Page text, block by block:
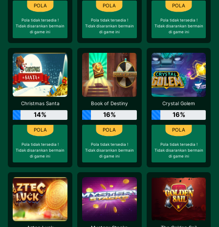
Pola tidak tersedia !
Tidak disarankan bermain
di game ini
Pola tidak tersedia !
Tidak disarankan bermain
di game ini
Pola tidak tersedia !
Tidak disarankan bermain
di game ini
Christmas Santa
14%
Pola tidak tersedia !
Tidak disarankan bermain
di game ini
Book of Destiny
16%
Pola tidak tersedia !
Tidak disarankan bermain
di game ini
Crystal Golem
16%
Pola tidak tersedia !
Tidak disarankan bermain
di game ini